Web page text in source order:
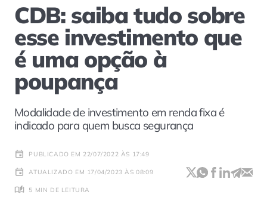
CDB: saiba tudo sobre
esse investimento que
é uma opção à
poupança
Modalidade de investimento em renda fixa é
indicado para quem busca segurança
PUBLICADO EM 22/07/2022 ÀS 17:49
ATUALIZADO EM 17/04/2023 ÀS 08:09
5 MIN DE LEITURA